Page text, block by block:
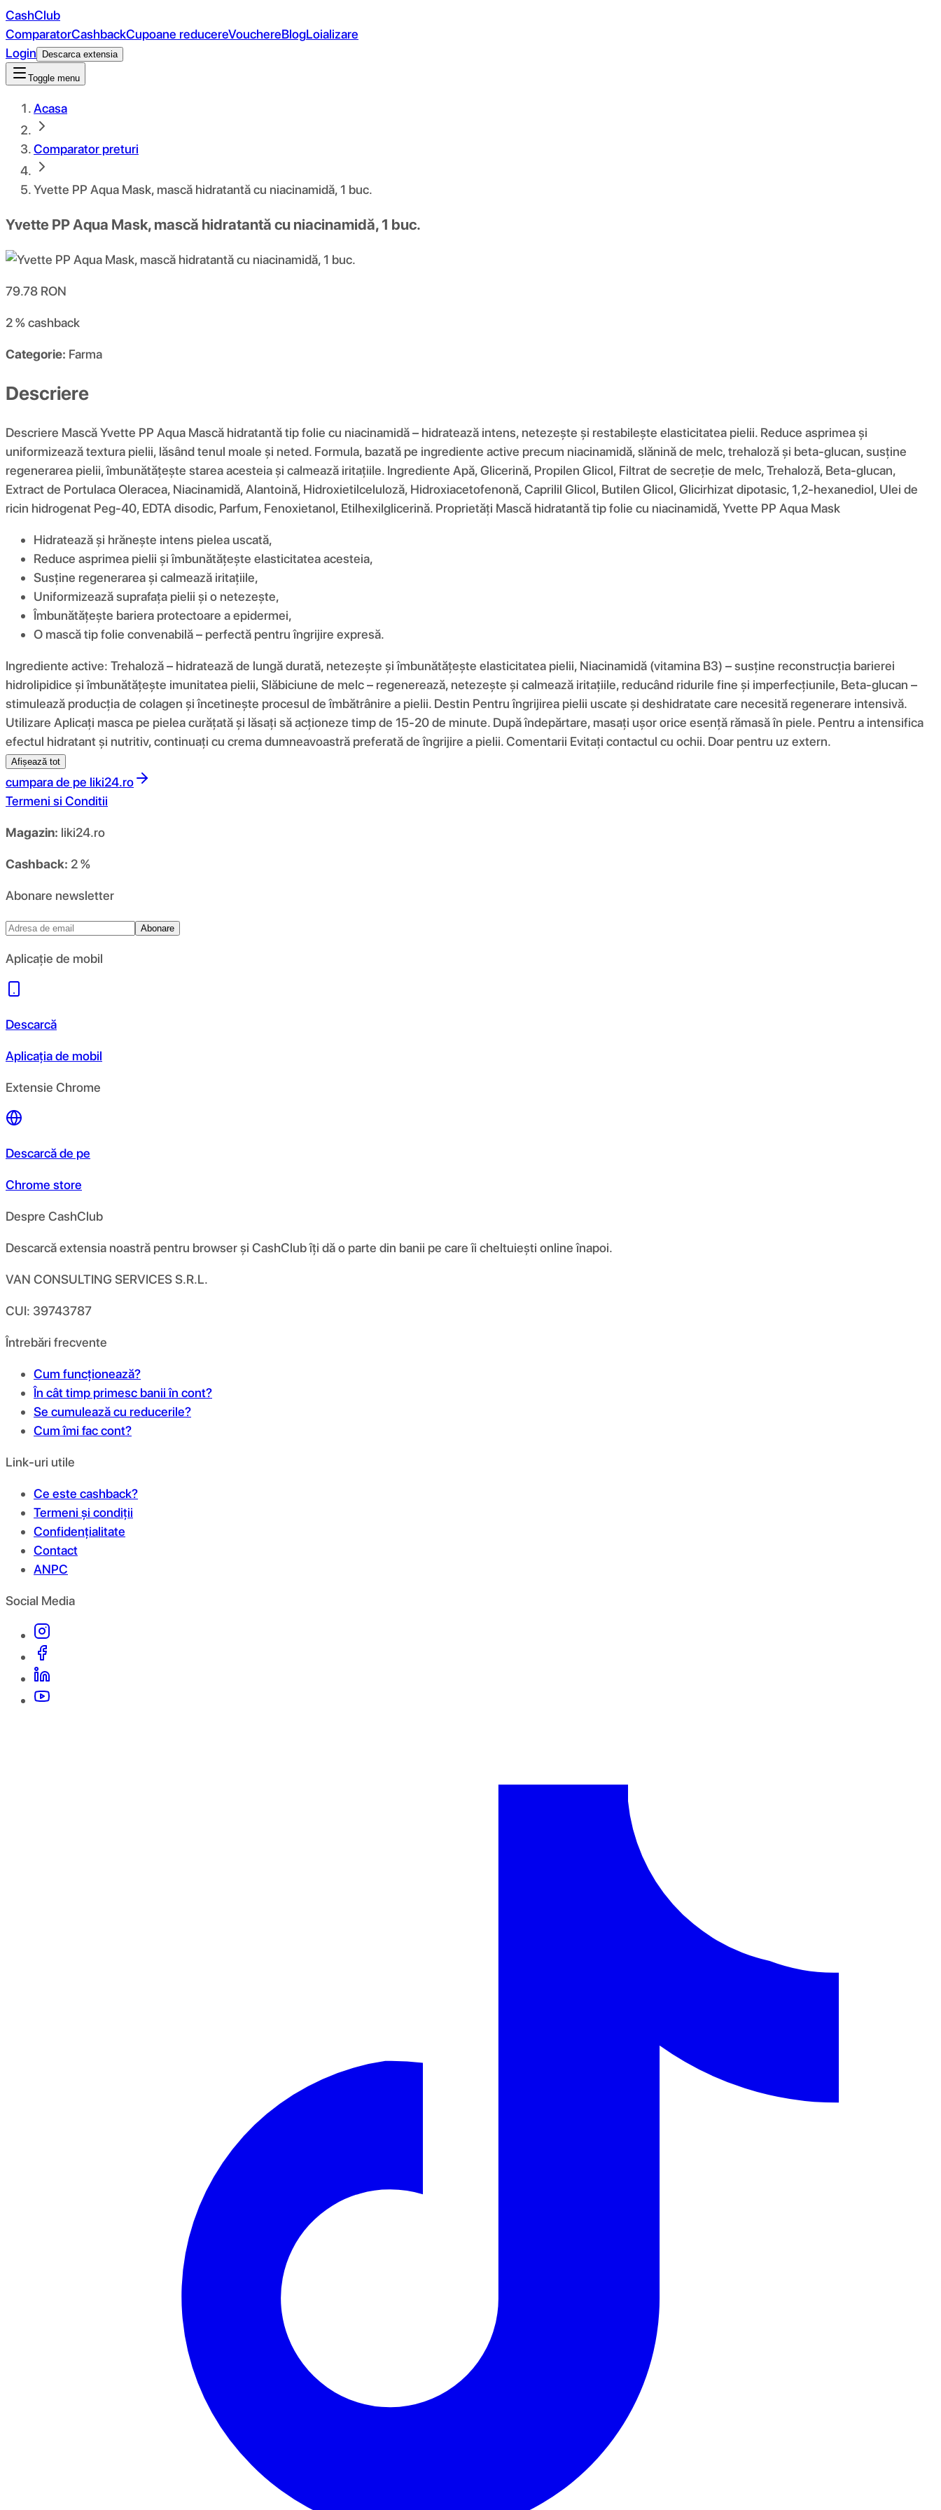
CashClub
ComparatorCashbackCupoane reducereVouchereBlogLoializare
Login
Descarca extensia
Toggle menu
Acasa
Comparator preturi
Yvette PP Aqua Mask, mască hidratantă cu niacinamidă, 1 buc.
Yvette PP Aqua Mask, mască hidratantă cu niacinamidă, 1 buc.
79.78 RON
2 %cashback
Categorie: Farma
Descriere
Descriere Mască Yvette PP Aqua Mască hidratantă tip folie cu niacinamidă – hidratează intens, netezește și restabilește elasticitatea pielii. Reduce asprimea și
uniformizează textura pielii, lăsând tenul moale și neted. Formula, bazată pe ingrediente active precum niacinamidă, slănină de melc, trehaloză și beta-glucan, susține
regenerarea pielii, îmbunătățește starea acesteia și calmează iritațiile. Ingrediente Apă, Glicerină, Propilen Glicol, Filtrat de secreție de melc, Trehaloză, Beta-glucan,
Extract de Portulaca Oleracea, Niacinamidă, Alantoină, Hidroxietilceluloză, Hidroxiacetofenonă, Caprilil Glicol, Butilen Glicol, Glicirhizat dipotasic, 1,2-hexanediol, Ulei de
ricin hidrogenat Peg-40, EDTA disodic, Parfum, Fenoxietanol, Etilhexilglicerină. Proprietăți Mască hidratantă tip folie cu niacinamidă, Yvette PP Aqua Mask
Hidratează și hrănește intens pielea uscată,
Reduce asprimea pielii și îmbunătățește elasticitatea acesteia,
Susține regenerarea și calmează iritațiile,
Uniformizează suprafața pielii și o netezește,
Îmbunătățește bariera protectoare a epidermei,
O mască tip folie convenabilă – perfectă pentru îngrijire expresă.
Ingrediente active: Trehaloză – hidratează de lungă durată, netezește și îmbunătățește elasticitatea pielii, Niacinamidă (vitamina B3) – susține reconstrucția barierei
hidrolipidice și îmbunătățește imunitatea pielii, Slăbiciune de melc – regenerează, netezește și calmează iritațiile, reducând ridurile fine și imperfecțiunile, Beta-glucan –
stimulează producția de colagen și încetinește procesul de îmbătrânire a pielii. Destin Pentru îngrijirea pielii uscate și deshidratate care necesită regenerare intensivă.
Utilizare Aplicați masca pe pielea curățată și lăsați să acționeze timp de 15-20 de minute. După îndepărtare, masați ușor orice esență rămasă în piele. Pentru a intensifica
efectul hidratant și nutritiv, continuați cu crema dumneavoastră preferată de îngrijire a pielii. Comentarii Evitați contactul cu ochii. Doar pentru uz extern.
Afișează tot
cumpara de pe liki24.ro
Termeni si Conditii
Magazin: liki24.ro
Cashback: 2 %
Abonare newsletter
Abonare
Aplicație de mobil
Descarcă
Aplicația de mobil
Extensie Chrome
Descarcă de pe
Chrome store
Despre CashClub
Descarcă extensia noastră pentru browser și CashClub îți dă o parte din banii pe care îi cheltuiești online înapoi.
VAN CONSULTING SERVICES S.R.L.
CUI: 39743787
Întrebări frecvente
Cum funcționează?
În cât timp primesc banii în cont?
Se cumulează cu reducerile?
Cum îmi fac cont?
Link-uri utile
Ce este cashback?
Termeni și condiții
Confidențialitate
Contact
ANPC
Social Media